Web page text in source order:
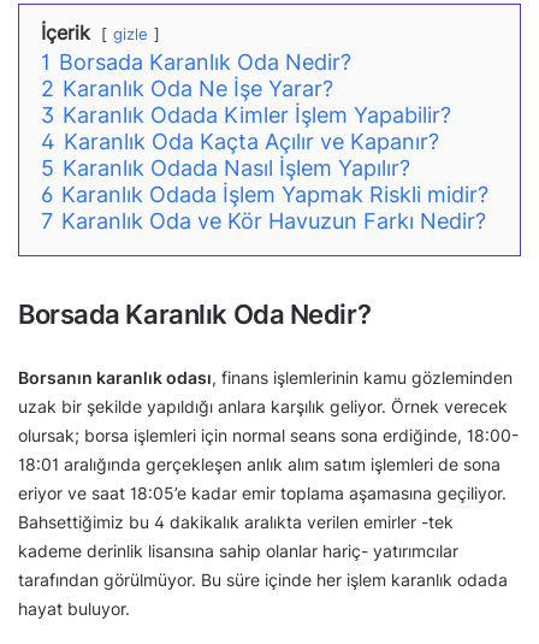
İçerik gizle
1 Borsada Karanlık Oda Nedir?
2 Karanlık Oda Ne İşe Yarar?
3 Karanlık Odada Kimler İşlem Yapabilir?
4 Karanlık Oda Kaçta Açılır ve Kapanır?
5 Karanlık Odada Nasıl İşlem Yapılır?
6 Karanlık Odada İşlem Yapmak Riskli midir?
7 Karanlık Oda ve Kör Havuzun Farkı Nedir?
Borsada Karanlık Oda Nedir?
Borsanın karanlık odası, finans işlemlerinin kamu gözleminden
uzak bir şekilde yapıldığı anlara karşılık geliyor. Örnek verecek
olursak; borsa işlemleri için normal seans sona erdiğinde, 18:00-
18:01 aralığında gerçekleşen anlık alım satım işlemleri de sona
eriyor ve saat 18:05’e kadar emir toplama aşamasına geçiliyor.
Bahsettiğimiz bu 4 dakikalık aralıkta verilen emirler -tek
kademe derinlik lisansına sahip olanlar hariç- yatırımcılar
tarafından görülmüyor. Bu süre içinde her işlem karanlık odada
hayat buluyor.